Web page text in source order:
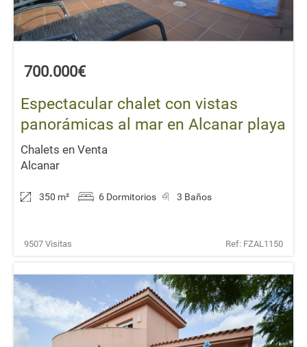
700.000€
Espectacular chalet con vistas
panorámicas al mar en Alcanar playa
Chalets en Venta
Alcanar
350 m² 6 Dormitorios 3 Baños
9507 Visitas Ref: FZAL1150